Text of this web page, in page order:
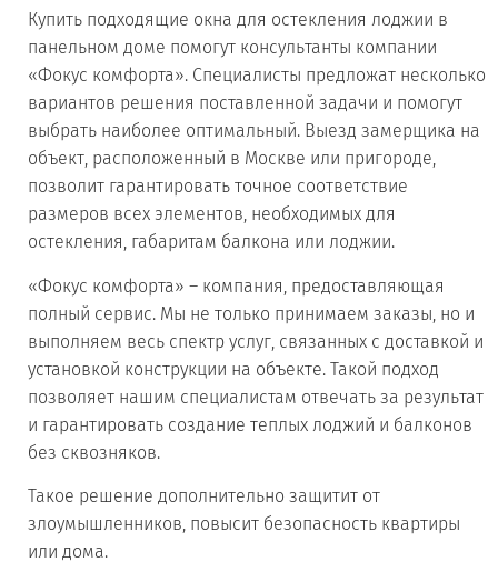
Купить подходящие окна для остекления лоджии в
панельном доме помогут консультанты компании
«Фокус комфорта». Специалисты предложат несколько
вариантов решения поставленной задачи и помогут
выбрать наиболее оптимальный. Выезд замерщика на
объект, расположенный в Москве или пригороде,
позволит гарантировать точное соответствие
размеров всех элементов, необходимых для
остекления, габаритам балкона или лоджии.
«Фокус комфорта» – компания, предоставляющая
полный сервис. Мы не только принимаем заказы, но и
выполняем весь спектр услуг, связанных с доставкой и
установкой конструкции на объекте. Такой подход
позволяет нашим специалистам отвечать за результат
и гарантировать создание теплых лоджий и балконов
без сквозняков.
Такое решение дополнительно защитит от
злоумышленников, повысит безопасность квартиры
или дома.